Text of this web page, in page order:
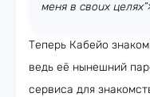
меня в своих
Теперь Кабейо
ведь её нынешний
сервиса для